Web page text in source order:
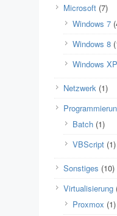
Microsoft (7)
Windows 7
Windows 8
Windows XP
Netzwerk (1)
Batch (1)
VBScript (1)
Sonstiges (10)
Virtualisierung
Proxmox (1)